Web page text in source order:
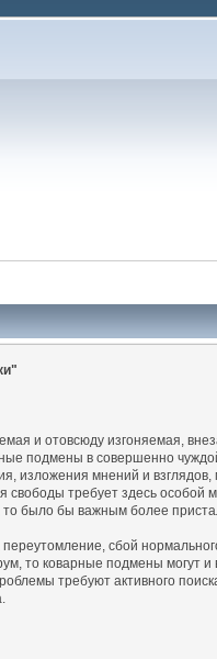
и отовсюду изгоняемая,
подмены в совершенно
изложения мнений и
требует здесь
было бы важным более
сбой
то коварные подмены могут
требуют активного